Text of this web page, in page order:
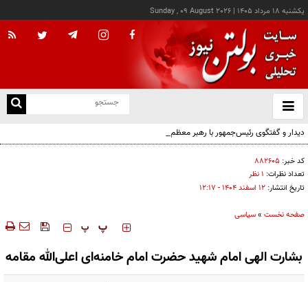
يکشنبه ۱۸ مرداد ۱۴۰۵ |
Sunday , 09 August 2026
باز
و
دیدار و گفتگوی رئیس‌جمهور با رهبر معظم انقلاب درباره مسائل اقتصادی و نظامی کشور
کد خبر: ۸۸۲۶۰۵
تعداد نظرات: ۱ نظر
تاریخ انتشار: ۱۲ اسفند ۱۴۰۴ - ۱۲:۱۷
صفحه نخست »سیاسی
‍‍‍ پ پ
بشارت الهی امام شهید حضرت امام خامنه‌ای اعلی‌الله مقامه